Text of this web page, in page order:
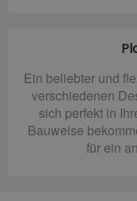
Ein beliebter und
verschiedenen
sich perfekt in
Bauweise
für ein